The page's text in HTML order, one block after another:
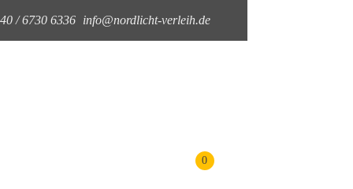
/ 6730 6336 info@nordlicht-verleih.de
0